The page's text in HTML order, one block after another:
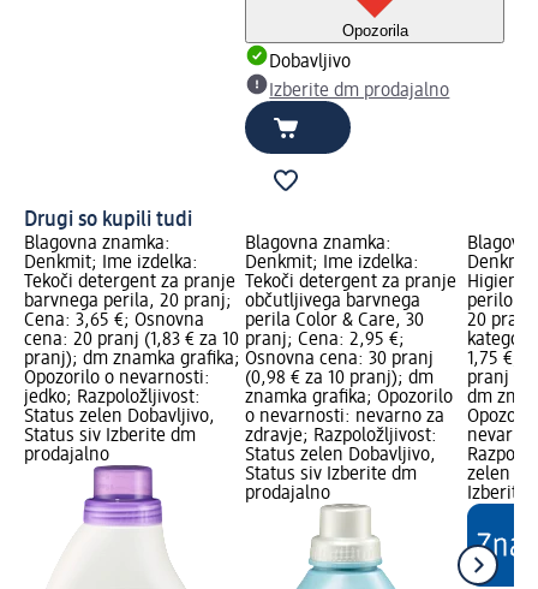
Opozorila
Dobavljivo
Izberite dm prodajalno
Drugi so kupili tudi
Blagovna znamka:
Denkmit; Ime izdelka:
Tekoči detergent za pranje
barvnega perila, 20 pranj;
Cena: 3,65 €; Osnovna
cena: 20 pranj (1,83 € za 10
pranj); dm znamka grafika;
Opozorilo o nevarnosti:
jedko; Razpoložljivost:
Status zelen Dobavljivo,
Status siv Izberite dm
prodajalno
Blagovna znamka:
Denkmit; Ime izdelka:
Tekoči detergent za pranje
občutljivega barvnega
perila Color & Care, 30
pranj; Cena: 2,95 €;
Osnovna cena: 30 pranj
(0,98 € za 10 pranj); dm
znamka grafika; Opozorilo
o nevarnosti: nevarno za
zdravje; Razpoložljivost:
Status zelen Dobavljivo,
Status siv Izberite dm
prodajalno
perilo
20
1,75 €;
pranj
dm
nevarno
zelen
Izberite